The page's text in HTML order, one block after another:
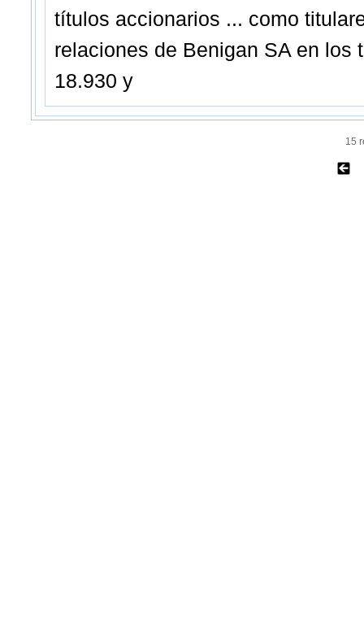
títulos accionarios ... como
relaciones de Benigan SA en los
18.930 y
15